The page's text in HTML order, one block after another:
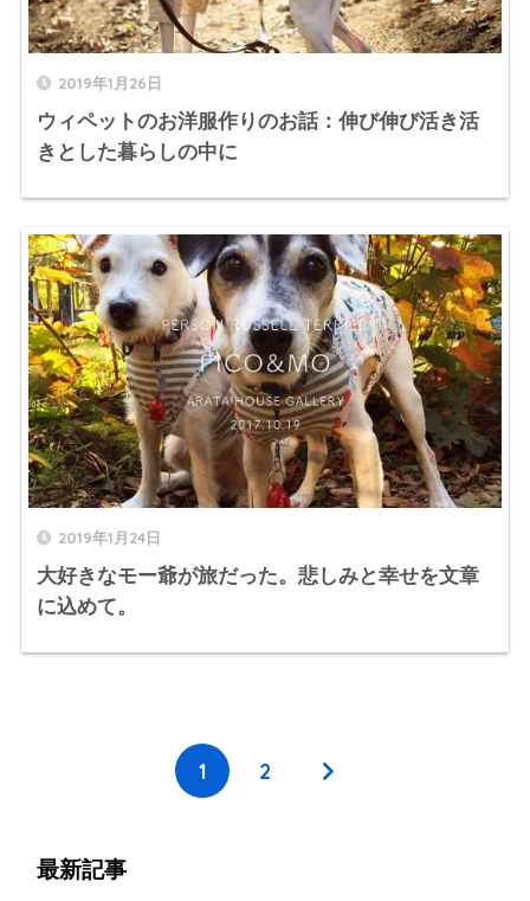
2019年1月26日
ウィペットのお洋服作りのお話：伸び伸び活き活
きとした暮らしの中に
2019年1月24日
大好きなモー爺が旅だった。悲しみと幸せを文章
に込めて。
1 2
最新記事